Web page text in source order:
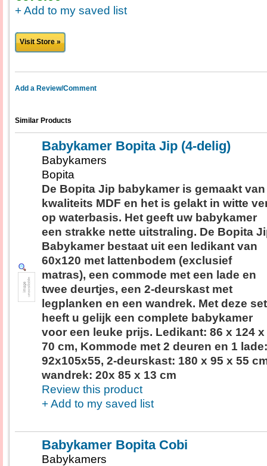
+ Add to my saved list
Visit Store »
Add a Review/Comment
Similar Products
Babykamer Bopita Jip (4-delig)
Babykamers
Bopita
De Bopita Jip babykamer is gemaakt van
kwaliteits MDF en het is gelakt in witte
op waterbasis. Het geeft uw babykamer
een strakke nette uitstraling. De Bopita
Babykamer bestaat uit een ledikant van
60x120 met lattenbodem (exclusief
matras), een commode met een lade en
twee deurtjes, een 2-deurskast met
legplanken en een wandrek. Met deze set
heeft u gelijk een complete babykamer
voor een leuke prijs. Ledikant: 86 x 124 x
70 cm, Kommode met 2 deuren en 1 lade:
92x105x55, 2-deurskast: 180 x 95 x 55
wandrek: 20x 85 x 13 cm
Review this product
+ Add to my saved list
Babykamer Bopita Cobi
Babykamers